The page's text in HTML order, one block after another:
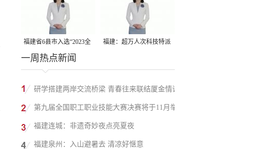
福建省6县市入选“2023全
国县域发展潜力百强县”
福建：超万人次科技特派
一周热点新闻
研学搭建两岸交流桥梁 青春往来联结厦金情谊
第九届全国职工职业技能大赛决赛将于11月举
行
福建连城：非遗奇妙夜点亮夏夜
福建泉州：入山避暑去 清凉好惬意